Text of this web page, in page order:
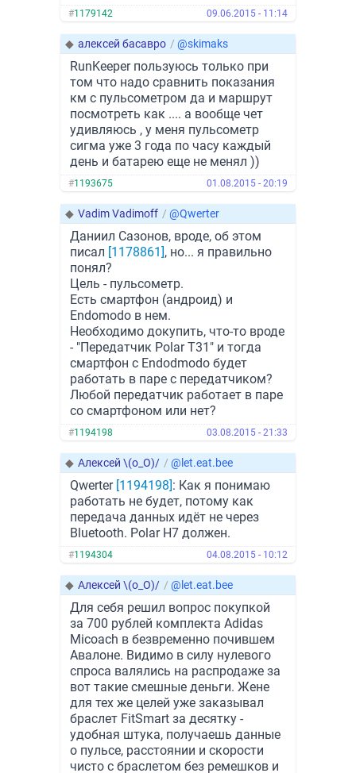
#1179142 09.06.2015 - 11:14
◆ алексей басавро / @skimaks
RunKeeper пользуюсь только при
том что надо сравнить показания
км с пульсометром да и маршрут
посмотреть как .... а вообще чет
удивляюсь , у меня пульсометр
сигма уже 3 года по часу каждый
день и батарею еще не менял ))
#1193675 01.08.2015 - 20:19
◆ Vadim Vadimoff / @Qwerter
Даниил Сазонов, вроде, об этом
писал [1178861], но... я правильно
понял?
Цель - пульсометр.
Есть смартфон (андроид) и
Endomodo в нем.
Необходимо докупить, что-то вроде
- "Передатчик Polar T31" и тогда
смартфон с Endodmodo будет
работать в паре с передатчиком?
Любой передатчик работает в паре
со смартфоном или нет?
#1194198 03.08.2015 - 21:33
◆ Алексей \(о_О)/ / @let.eat.bee
Qwerter [1194198]: Как я понимаю
работать не будет, потому как
передача данных идёт не через
Bluetooth. Polar H7 должен.
#1194304 04.08.2015 - 10:12
◆ Алексей \(о_О)/ / @let.eat.bee
Для себя решил вопрос покупкой
за 700 рублей комплекта Adidas
Micoach в безвременно почившем
Авалоне. Видимо в силу нулевого
спроса валялись на распродаже за
вот такие смешные деньги. Жене
для тех же целей уже заказывал
браслет FitSmart за десятку -
удобная штука, получаешь данные
о пульсе, расстоянии и скорости
чисто с браслетом без ремешков и